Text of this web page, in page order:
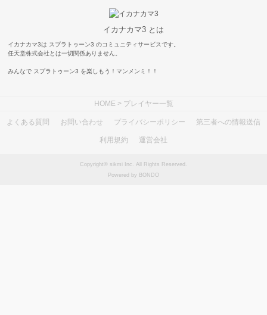
イカナカマ3 とは
イカナカマ3は スプラトゥーン3 のコミュニティサービスです。
任天堂株式会社とは一切関係ありません。
みんなで スプラトゥーン3 を楽しもう！マンメンミ！！
HOME> プレイヤー一覧
よくある質問 お問い合わせ プライバシーポリシー 第三者への情報送信
利用規約 運営会社
Copyright© sikmi Inc. All Rights Reserved.
Powered by BONDO